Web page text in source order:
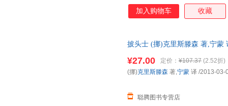
领域的重大发现，走入这位现
我，并拥有提出异议的勇气
加入购物车 收藏
披头士 (挪)克里斯滕森 著,宁蒙
¥27.00 定价： ¥107.37 (2.52折)
聪腾图书专营店
(挪)克里斯滕森 著,宁蒙 译 /2013-03-